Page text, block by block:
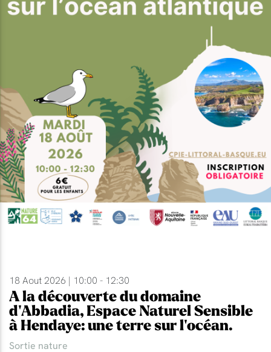
18 Aout 2026 | 10:00 - 12:30
A la découverte du domaine
d'Abbadia, Espace Naturel Sensible
à Hendaye: une terre sur l'océan.
Sortie nature